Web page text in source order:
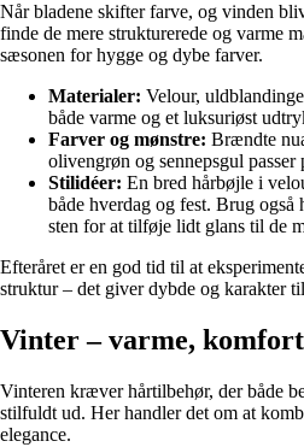
Når bladene skifter farve, og vinden
finde de mere strukturerede og varme
sæsonen for hygge og dybe farver.
Materialer: Velour,
både varme og et luksuriøst
Farver og mønstre: Brændte
olivengrøn og sennepsgul passer
Stilidéer: En bred hårbøjle i
både hverdag og fest. Brug også
sten for at tilføje lidt glans til de
Efteråret er en god tid til at
struktur – det giver dybde og karakter
Vinter – varme, komfort
Vinteren kræver hårtilbehør, der både
stilfuldt ud. Her handler det om at
elegance.